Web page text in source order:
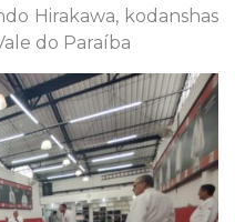
Hirakawa, kodanshas
do Paraíba